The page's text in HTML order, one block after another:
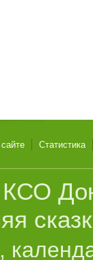
Статистика
КСО
,